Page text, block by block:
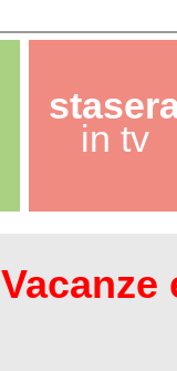
in tv
Vacanze